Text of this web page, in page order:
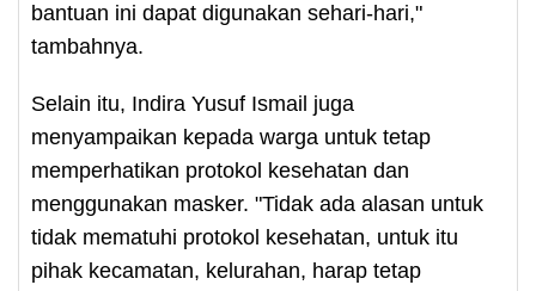
bantuan ini dapat digunakan sehari-hari,"
tambahnya.
Selain itu, Indira Yusuf Ismail juga
menyampaikan kepada warga untuk tetap
memperhatikan protokol kesehatan dan
menggunakan masker. "Tidak ada alasan untuk
tidak mematuhi protokol kesehatan, untuk itu
pihak kecamatan, kelurahan, harap tetap